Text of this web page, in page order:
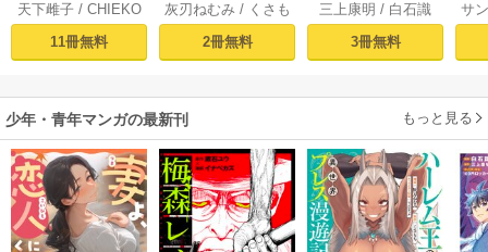
天下雌子/ CHIEKO
11冊無料
界プレス漫遊記 ～
最強無双のおじさ
んはあらゆる種族
ミック） 1巻
灰刃ねむみ / くさも
ち
2冊無料
アップ！レベル100
0超えの転生者、落
ちこぼれクラスに
（コミック） ： 1
三上康明 / 白石識
3冊無料
同
サ
少年・青年マンガの最新刊 もっと見る